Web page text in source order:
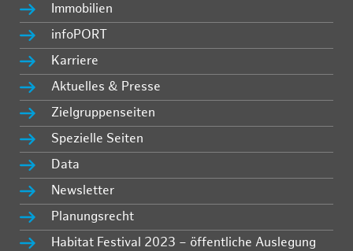
Immobilien
infoPORT
Karriere
Aktuelles & Presse
Zielgruppenseiten
Spezielle Seiten
Data
Newsletter
Planungsrecht
Habitat Festival 2023 – öffentliche Auslegung